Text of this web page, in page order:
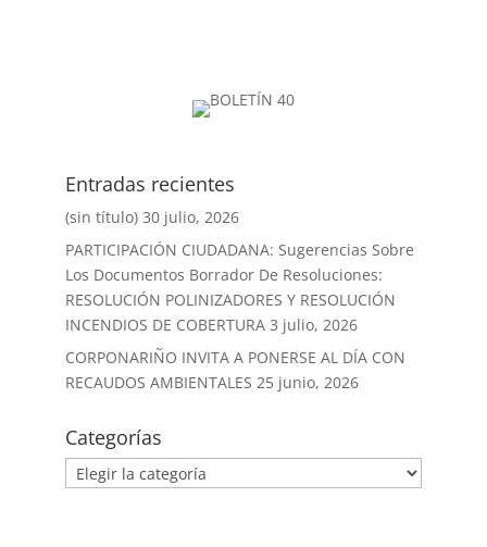
Entradas recientes
(sin título) 30 julio, 2026
PARTICIPACIÓN CIUDADANA: Sugerencias Sobre
Los Documentos Borrador De Resoluciones:
RESOLUCIÓN POLINIZADORES Y RESOLUCIÓN
INCENDIOS DE COBERTURA 3 julio, 2026
CORPONARIÑO INVITA A PONERSE AL DÍA CON
RECAUDOS AMBIENTALES 25 junio, 2026
Categorías